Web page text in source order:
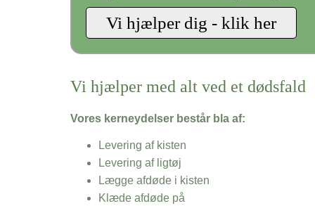
Vi hjælper med alt ved et dødsfald
Vores kerneydelser består bla af:
Levering af kisten
Levering af ligtøj
Lægge afdøde i kisten
Klæde afdøde på